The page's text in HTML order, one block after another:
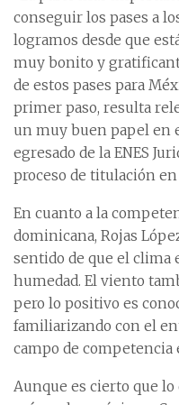
conseguir los pases a
logramos desde que
muy bonito y
de estos pases para
primer paso, resulta
un muy buen papel en
egresado de la ENES
proceso de titulación
En cuanto a la
dominicana, Rojas
sentido de que el clima
humedad. El viento
pero lo positivo es
familiarizando con el
campo de competencia
Aunque es cierto que lo